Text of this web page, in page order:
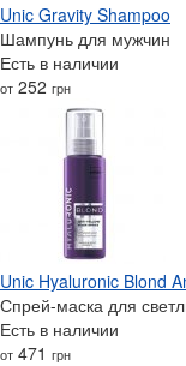
Unic Gravity Shampoo
Шампунь для мужчин
Есть в наличии
от 252 грн
Unic Hyaluronic Blond
Спрей-маска для
Есть в наличии
от 471 грн